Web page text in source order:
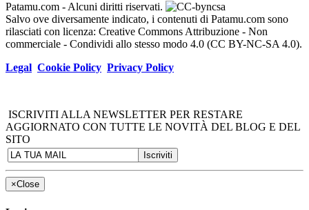
Patamu.com - Alcuni diritti riservati.
Salvo ove diversamente indicato, i contenuti di Patamu.com sono
rilasciati con licenza: Creative Commons Attribuzione - Non
commerciale - Condividi allo stesso modo 4.0 (CC BY-NC-SA 4.0).
Legal Cookie Policy Privacy Policy
ISCRIVITI ALLA NEWSLETTER PER RESTARE
AGGIORNATO CON TUTTE LE NOVITÀ DEL BLOG E DEL
SITO
×Close